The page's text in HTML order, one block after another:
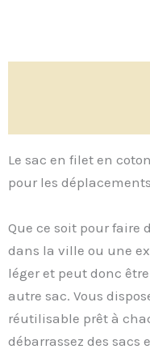
Le sac en filet en
pour les
Que ce soit pour faire
dans la ville ou une
léger et peut donc
autre sac. Vous
réutilisable prêt à
débarrassez des